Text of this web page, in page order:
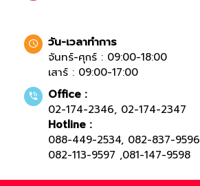
วัน-เวลาทำการ
จันทร์-ศุกร์ : 09:00-18:00
เสาร์ : 09:00-17:00
Office :
02-174-2346, 02-174-2347
Hotline :
088-449-2534, 082-837-9596
082-113-9597 ,081-147-9598